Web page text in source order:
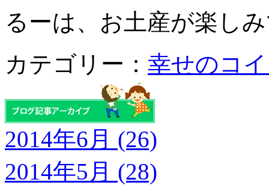
るーは、お土産が楽し
カテゴリー： 幸せのコ
2014年6月 (26)
2014年5月 (28)